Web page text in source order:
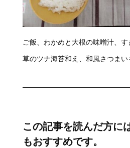
ご飯、わかめと大根の味噌汁、
草のツナ海苔和え、和風さつまい
この記事を読んだ方に
もおすすめです。